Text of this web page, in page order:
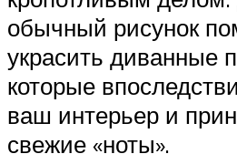
обычный рисунок
украсить диванные
которые
ваш интерьер и
свежие «ноты».